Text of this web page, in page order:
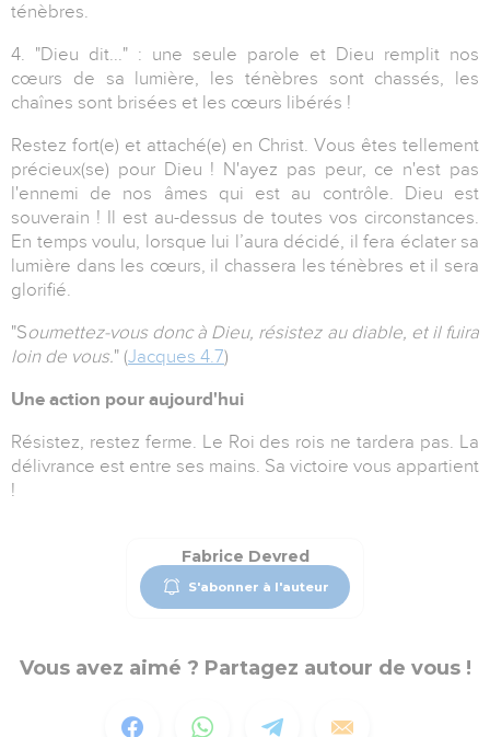
ténèbres.
4. "Dieu dit..." : une seule parole et Dieu remplit nos
cœurs de sa lumière, les ténèbres sont chassés, les
chaînes sont brisées et les cœurs libérés !
Restez fort(e) et attaché(e) en Christ. Vous êtes tellement
précieux(se) pour Dieu ! N'ayez pas peur, ce n'est pas
l'ennemi de nos âmes qui est au contrôle. Dieu est
souverain ! Il est au-dessus de toutes vos circonstances.
En temps voulu, lorsque lui l’aura décidé, il fera éclater sa
lumière dans les cœurs, il chassera les ténèbres et il sera
glorifié.
"Soumettez-vous donc à Dieu, résistez au diable, et il fuira
loin de vous." (Jacques 4.7)
Une action pour aujourd'hui
Résistez, restez ferme. Le Roi des rois ne tardera pas. La
délivrance est entre ses mains. Sa victoire vous appartient
!
Fabrice Devred
S'abonner à l'auteur
Vous avez aimé ? Partagez autour de vous !